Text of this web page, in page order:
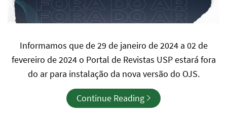
Informamos que de 29 de janeiro de 2024 a 02 de
fevereiro de 2024 o Portal de Revistas USP estará fora
do ar para instalação da nova versão do OJS.
Continue Reading